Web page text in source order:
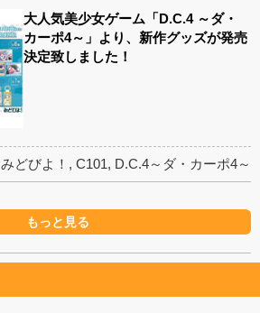
大人気美少女ゲーム「D.C.4 ～ダ・
カーポ4～」より、新作グッズが発売
決定致しました！
みどびよ！ , C101, D.C.4～ダ・カーポ4～
もっと見る